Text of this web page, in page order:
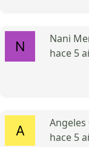
Nani
hace 5
Angeles
hace 5